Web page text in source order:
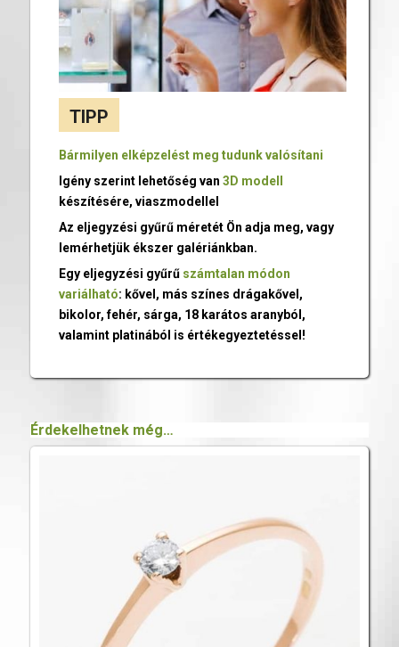
TIPP
Bármilyen elképzelést meg tudunk valósítani
Igény szerint lehetőség van 3D modell
készítésére, viaszmodellel
Az eljegyzési gyűrű méretét Ön adja meg, vagy
lemérhetjük ékszer galériánkban.
Egy eljegyzési gyűrű számtalan módon
variálható: kővel, más színes drágakővel,
bikolor, fehér, sárga, 18 karátos aranyból,
valamint platinából is értékegyeztetéssel!
Érdekelhetnek még…